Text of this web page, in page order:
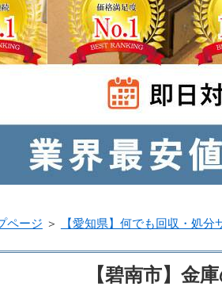
ページ ＞ 【愛知県】何でも回収・処分
【碧南市】金